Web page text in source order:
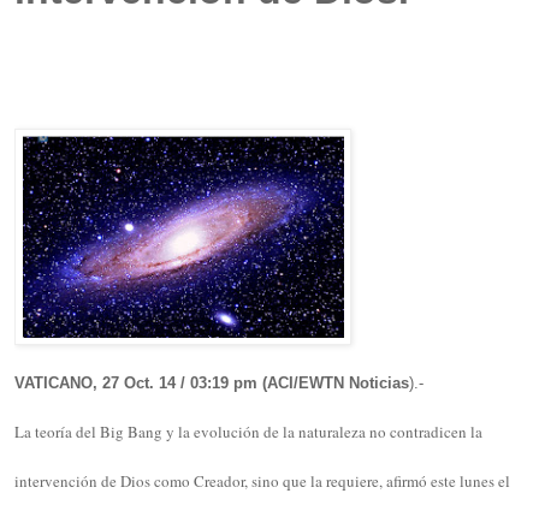
VATICANO, 27 Oct. 14 / 03:19 pm (ACI/EWTN Noticias).-
La teoría del Big Bang y la evolución de la naturaleza no contradicen la
intervención de Dios como Creador, sino que la requiere, afirmó este lunes el